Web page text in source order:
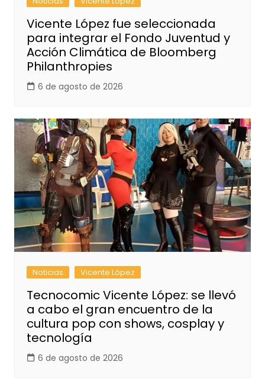
Vicente López fue seleccionada
para integrar el Fondo Juventud y
Acción Climática de Bloomberg
Philanthropies
6 de agosto de 2026
Noticias Vicente López
Tecnocomic Vicente López: se llevó
a cabo el gran encuentro de la
cultura pop con shows, cosplay y
tecnología
6 de agosto de 2026